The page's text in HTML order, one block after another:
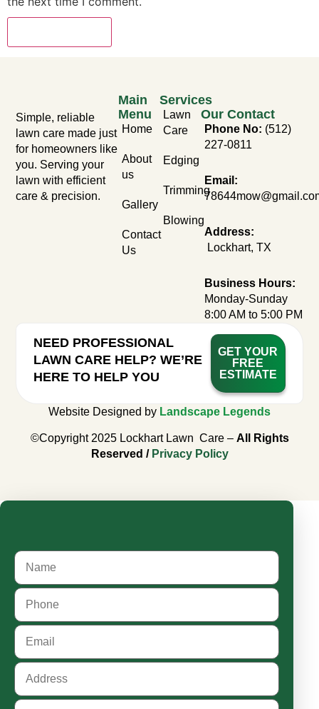
Simple, reliable
lawn care made just
for homeowners like
you. Serving your
lawn with efficient
care & precision.
Main
Menu
Home
About
us
Gallery
Contact
Us
Services
Lawn
Care
Edging
Trimming
Blowing
Our Contact
Phone No: (512)
227-0811
Email:
Address:
Lockhart, TX
Business Hours:
Monday-Sunday
8:00 AM to 5:00 PM
NEED PROFESSIONAL
LAWN CARE HELP? WE’RE
HERE TO HELP YOU
GET YOUR
FREE
ESTIMATE
Website Designed by Landscape Legends
©Copyright 2025 Lockhart Lawn Care – All Rights
Reserved / Privacy Policy